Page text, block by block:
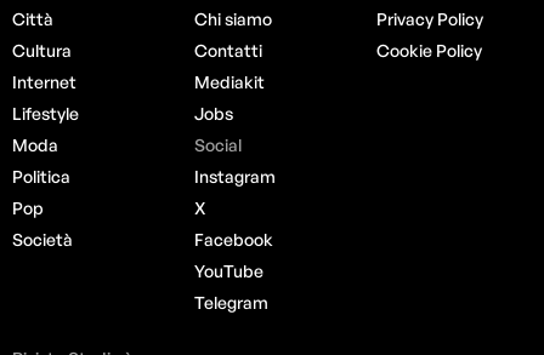
Città
Cultura
Internet
Lifestyle
Moda
Politica
Pop
Società
Chi siamo
Contatti
Mediakit
Jobs
Social
Instagram
X
Facebook
YouTube
Telegram
Privacy Policy
Cookie Policy